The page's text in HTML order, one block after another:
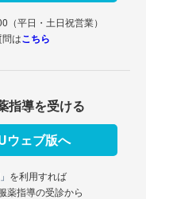
（平日・土日祝営業）
はこちら
指導を受ける
ウェブ版へ
を利用すれば
薬指導の受診から